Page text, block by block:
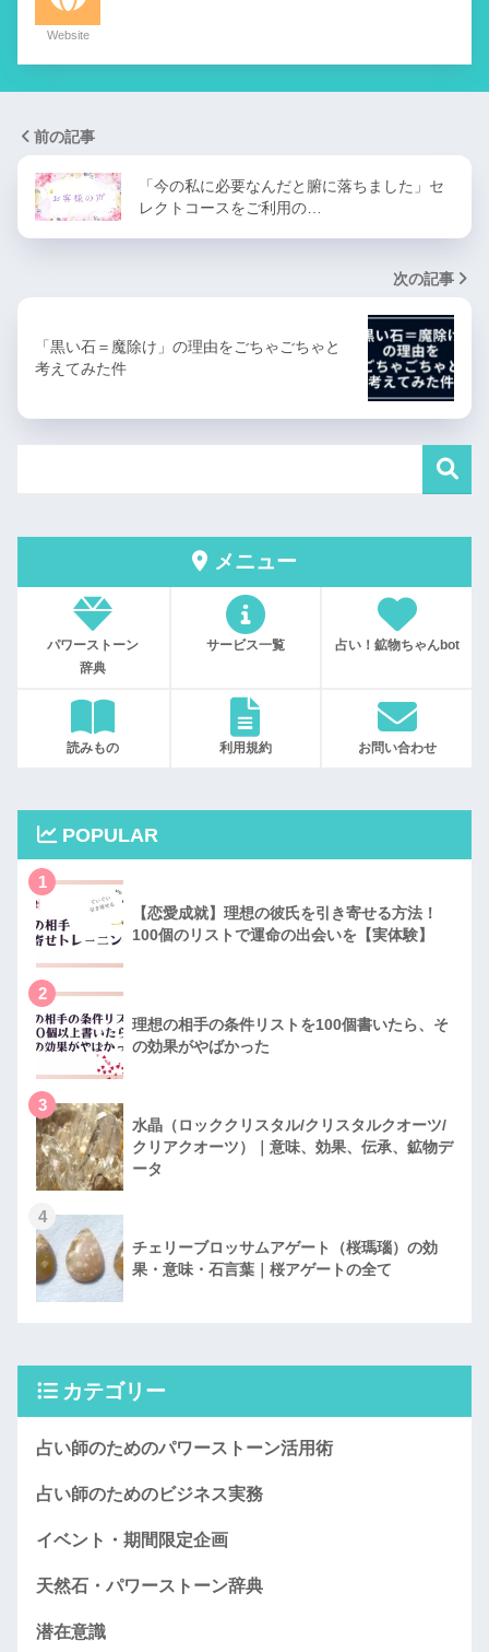
Website
前の記事
「今の私に必要なんだと腑に落ちました」セ
レクトコースをご利用の…
次の記事
「黒い石＝魔除け」の理由をごちゃごちゃと
考えてみた件
メニュー
パワーストーン
辞典
サービス一覧 占い！鉱物ちゃんbot
読みもの 利用規約 お問い合わせ
POPULAR
1
【恋愛成就】理想の彼氏を引き寄せる方法！
100個のリストで運命の出会いを【実体験】
2
理想の相手の条件リストを100個書いたら、そ
の効果がやばかった
3
水晶（ロッククリスタル/クリスタルクオーツ/
クリアクオーツ）｜意味、効果、伝承、鉱物デ
ータ
4
チェリーブロッサムアゲート（桜瑪瑙）の効
果・意味・石言葉｜桜アゲートの全て
カテゴリー
占い師のためのパワーストーン活用術
占い師のためのビジネス実務
イベント・期間限定企画
天然石・パワーストーン辞典
潜在意識